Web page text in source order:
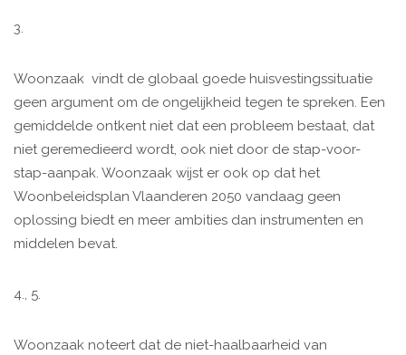
3.
Woonzaak vindt de globaal goede huisvestingssituatie
geen argument om de ongelijkheid tegen te spreken. Een
gemiddelde ontkent niet dat een probleem bestaat, dat
niet geremedieerd wordt, ook niet door de stap-voor-
stap-aanpak. Woonzaak wijst er ook op dat het
Woonbeleidsplan Vlaanderen 2050 vandaag geen
oplossing biedt en meer ambities dan instrumenten en
middelen bevat.
4., 5.
Woonzaak noteert dat de niet-haalbaarheid van